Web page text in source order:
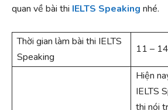
quan về bài thi IELTS Speaking nhé.
Thời gian làm bài thi IELTS
Speaking
11 –
Hiện
IELTS
thi nói